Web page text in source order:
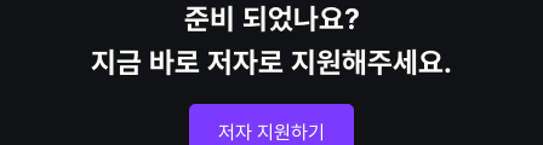
준비 되었나요?
지금 바로 저자로 지원해주세요.
저자 지원하기